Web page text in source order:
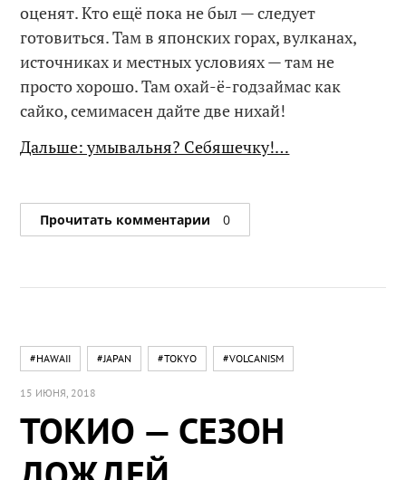
оценят. Кто ещё пока не был — следует
готовиться. Там в японских горах, вулканах,
источниках и местных условиях — там не
просто хорошо. Там охай-ё-годзаймас как
сайко, семимасен дайте две нихай!
Дальше: умывальня? Себяшечку!…
Прочитать комментарии 0
#HAWAII #JAPAN #TOKYO #VOLCANISM
15 ИЮНЯ, 2018
ТОКИО — СЕЗОН